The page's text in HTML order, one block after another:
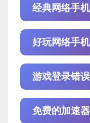
经典网络手
好玩网络手
游戏登录错
免费的加速